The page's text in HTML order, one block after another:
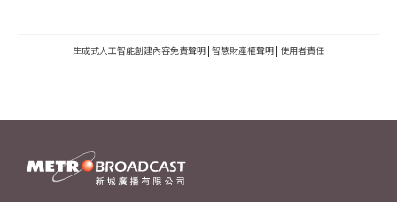
生成式人工智能創建內容免責聲明 | 智慧財產權聲明 | 使用者責任